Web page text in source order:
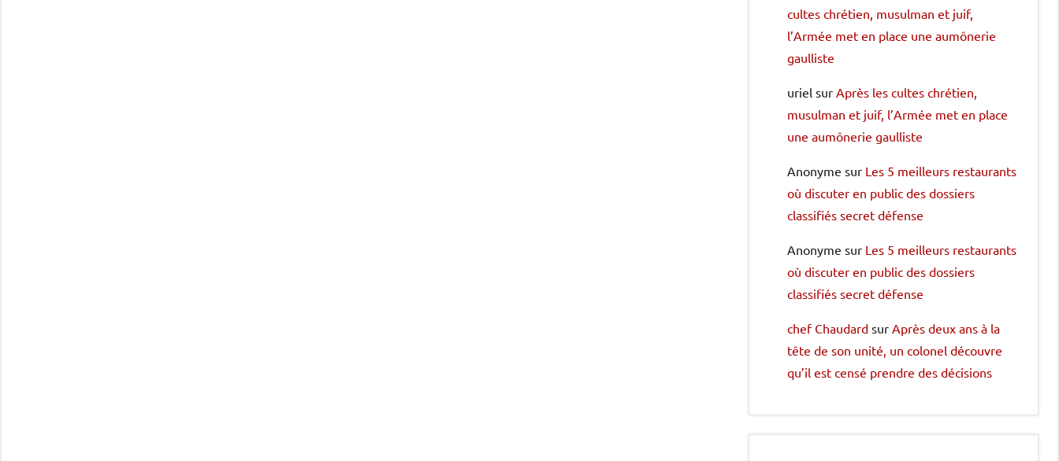
cultes chrétien, musulman et juif,
l’Armée met en place une aumônerie
gaulliste
uriel sur Après les cultes chrétien,
musulman et juif, l’Armée met en place
une aumônerie gaulliste
Anonyme sur Les 5 meilleurs restaurants
où discuter en public des dossiers
classifiés secret défense
Anonyme sur Les 5 meilleurs restaurants
où discuter en public des dossiers
classifiés secret défense
chef Chaudard sur Après deux ans à la
tête de son unité, un colonel découvre
qu’il est censé prendre des décisions